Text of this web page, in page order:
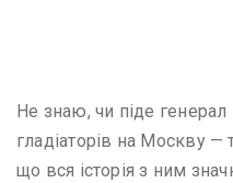
Не знаю, чи піде
гладіаторів на Москву —
що вся історія з ним